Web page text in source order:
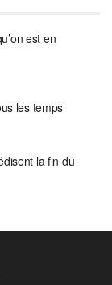
est en
les temps
la fin du